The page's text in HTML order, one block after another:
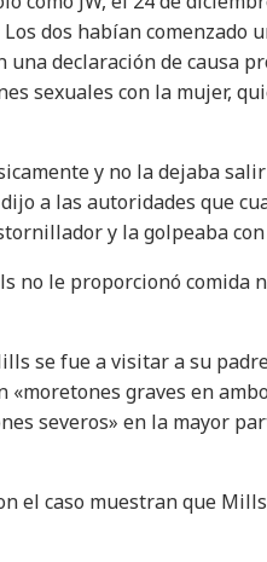
dos habían comenzado
una declaración de causa
sexuales con la mujer,
y no la dejaba
a las autoridades que
y la golpeaba con
no le proporcionó comida
se fue a visitar a su
graves en
severos» en la mayor
el caso muestran que